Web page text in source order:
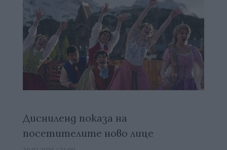
Дисниленд показа на
посетителите ново лице